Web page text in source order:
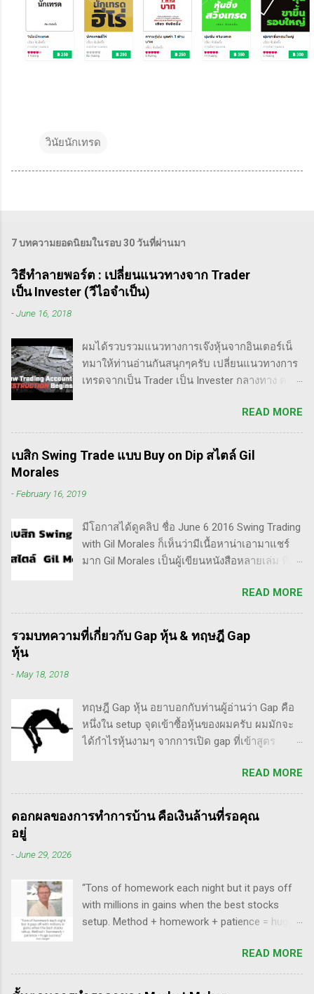
วินัยนักเทรด
7 บทความยอดนิยมในรอบ 30 วันที่ผ่านมา
วิธีทำลายพอร์ต : เปลี่ยนแนวทางจาก Trader
เป็น Invester (วีไอจำเป็น)
-June 16, 2018
ผมได้รวบรวมแนวทางการเจ๊งหุ้นจากอินเตอร์เน็
ทมาให้ท่านอ่านกันสนุกๆครับ เปลี่ยนแนวทางการ
เทรดจากเป็น Trader เป็น Invester กลางทาง คลิป
เป็น Trader แล้วต่อมาก็เปลี่ยนใจอยากเป็น
Invester ไปซะงั้น เผื่อใครไม่เข้าใจ Trader คือ
ลักษณะการเทรดที่ ไม่ถือยาว ซื้อแล้วขายในระยะ
เวลาหนึ่ง ที่สำคัญความเป็นเทรดเดอร์คือ การ
ราคาร่วงถึง 10% ก็ต้องตัดขาดทุนตามระบบแล้ว
เขามองระยะยาว ไม่สนใจต่อความผันผวนของ
ราคาในระยะสั้น อย่างวอเรน บัฟเฟต์ บอกว่า "คุณ
ไม่ควรอยู่ในตลาดหุ้น นอกเสียจากจะสามารถนั่ง
ตระหนก" ดังนั้น invester นั้น จะไม่ตระหนกเมื่อ
ราคาหุ้นร่วงทำให้เขาต้องขาดทุนไปแค่ 10% เอง
แต่ trader ทนไม่ได้แล้ว ต้องทำอะไรสักอย่าง
แรกซื้อหุ้น เพราะต้องการเล่นแบบเทรดเดิ้ง คือ
ซื้อมาขายไปในกรอบเวลาหนึ...
READ MORE
เบสิก Swing Trade แบบ Buy on Dip สไตล์ Gil
Morales
-February 16, 2019
มีโอกาสได้ดูคลิป ชื่อ June 6 2016 Swing Trading
with Gil Morales ก็เห็นว่ามีเนื้อหาน่าเอามาแชร์
มาก Gil Morales เป็นผู้เขียนหนังสือหลายเล่ม ที่ดัๆ
นานก็คือชื่อ "Trade Like an O'Neil Disciple: How
We Made Over 18,000% in the Stock Market" ที่
เขียนร่วมกับ Dr.Chris Kacher อีกเล่มก็คือ In The
Trading Cockpit with the O'Neil Disciples:
Money Selling Stocks Short อีกด้วย ผมเองก็เคย
แปลงานของแกแบบมั่วๆ หลายเรื่องด้วยกันนะ
อาทิ - Voodoo - ทรงหุ้นซิ่ง ราคาย่อ วอลุ่มหาย -
ผมเป็นแฟนคลับของแกนั่นเองครับ ง่ายๆเลย ที่
ชอบเพราะเราต่างมีอาจารย์ร่วมกันก็คือ ปู่โอนีล,
ทวดลิเวอร์มอร์ และทวด Wyckoff นั่นเอง (คือผม
นี้นะ...
READ MORE
รวมบทความที่เกี่ยวกับ Gap หุ้น & ทฤษฎี Gap
หุ้น
-May 18, 2018
ทฤษฎี Gap หุ้น อยาบอกกับท่านผู้อ่านว่า Gap คือ
หนึ่งใน setup จุดเข้าซื้อหุ้นของผมครับ ผมมักจะ
ได้กำไรหุ้นงามๆ จากการเปิด gap ที่เข้าสูตร
ทำการบ้าน มันส่งสัญญาณซื้อ แบบเปิด gap ผมจะ
ชอบมาก แต่ถึงกระนั้น มันก็ไม่ได้เป๊ะทุกตัวนะ
ครับ มีล้มเหลวเกินครึ่ง เราต้องคอยคัดตัวที่ไม่ดี
ออก เหลือตัวเจ๋งๆ แรงๆ ให้มันวิ่งทำเงินให้เราไป
เมื่อเอามาใช้ร่วมกับวอลุ่ม ในคลิปนี้เธอจัดเต็ม
เรื่องของ gap ซึ่งถือว่าครบเครื่องเอามากๆ ทฤษฎี
gap ที่เกี่ยวข้องกับเวฟ มีดังนี้ Common gap ใน
มือที่หวงของ เพราะเขาจะตบขึ้น/ลงเพื่อให้เม่า
คายหุ้นคืน ยิ่งมีเยอะยิ่งน่าสนใจ gap ประเภทนี้มัก
READ MORE
ดอกผลของการทำการบ้าน คือเงินล้านที่รอคุณ
อยู่
-June 29, 2026
“Tons of homework each night but it pays off
with millions in gains when the best stocks
setup. Method + homework + patience = huge
“การทำการบ้านอย่างหนักทุกคืน จะให้ผล
ตอบแทนเป็นผลกำไรมหาศาลเป็นล้านๆ เมื่อรวม
วิธีการที่พิสูจน์ได้ การบ้าน และความอดทนเข้า
READ MORE